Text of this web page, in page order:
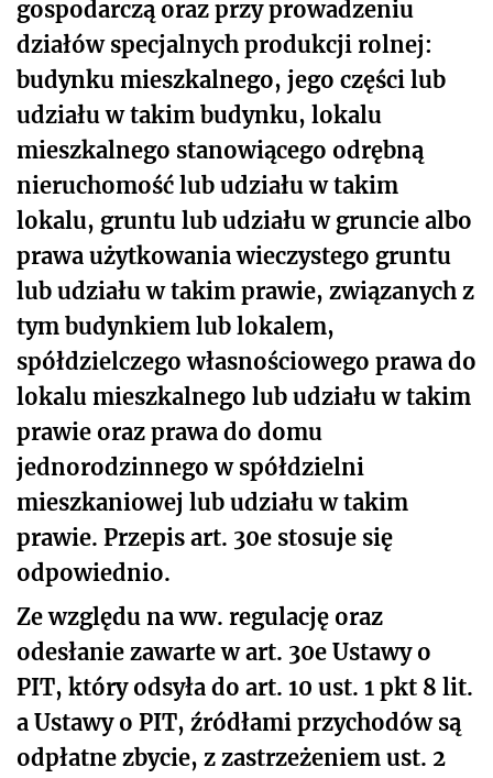
gospodarczą oraz przy prowadzeniu
działów specjalnych produkcji rolnej:
budynku mieszkalnego, jego części lub
udziału w takim budynku, lokalu
mieszkalnego stanowiącego odrębną
nieruchomość lub udziału w takim
lokalu, gruntu lub udziału w gruncie albo
prawa użytkowania wieczystego gruntu
lub udziału w takim prawie, związanych z
tym budynkiem lub lokalem,
spółdzielczego własnościowego prawa do
lokalu mieszkalnego lub udziału w takim
prawie oraz prawa do domu
jednorodzinnego w spółdzielni
mieszkaniowej lub udziału w takim
prawie. Przepis art. 30e stosuje się
odpowiednio.
Ze względu na ww. regulację oraz
odesłanie zawarte w art. 30e Ustawy o
PIT, który odsyła do art. 10 ust. 1 pkt 8 lit.
a Ustawy o PIT, źródłami przychodów są
odpłatne zbycie, z zastrzeżeniem ust. 2